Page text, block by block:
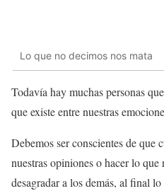
Lo que no decimos nos mata
Todavía hay muchas personas
que existe entre nuestras
Debemos ser conscientes de que
nuestras opiniones o hacer lo que
desagradar a los demás, al final